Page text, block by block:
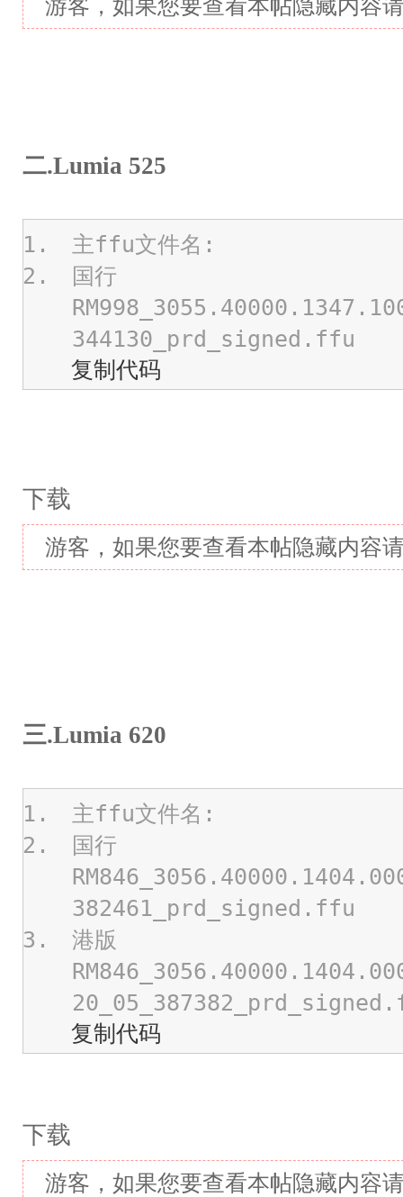
游客，如果您要查看本帖隐藏内容
二.Lumia 525
主ffu文件名:
国行
344130_prd_signed.ffu
复制代码
下载
游客，如果您要查看本帖隐藏内容
三.Lumia 620
主ffu文件名:
国行
382461_prd_signed.ffu
港版
复制代码
下载
游客，如果您要查看本帖隐藏内容